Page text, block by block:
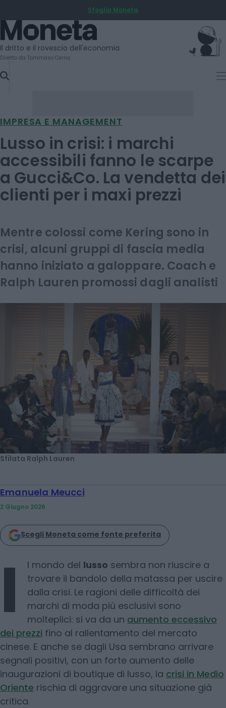
TO
CONTENT
Sfoglia Moneta
Moneta
Il dritto e il rovescio dell'economia
Diretto da Tommaso Cerno
IMPRESA E MANAGEMENT
Lusso in crisi: i marchi
accessibili fanno le scarpe
a Gucci&Co. La vendetta dei
clienti per i maxi prezzi
Mentre colossi come Kering sono in
crisi, alcuni gruppi di fascia media
hanno iniziato a galoppare. Coach e
Ralph Lauren promossi dagli analisti
Sfilata Ralph Lauren
Emanuela Meucci
2 Giugno 2026
Scegli Moneta come fonte preferita
I l mondo del lusso sembra non riuscire a
trovare il bandolo della matassa per uscire
dalla crisi. Le ragioni delle difficoltà dei
marchi di moda più esclusivi sono
molteplici: si va da un aumento eccessivo
dei prezzi fino al rallentamento del mercato
cinese. E anche se dagli Usa sembrano arrivare
segnali positivi, con un forte aumento delle
inaugurazioni di boutique di lusso, la crisi in Medio
Oriente rischia di aggravare una situazione già
critica.